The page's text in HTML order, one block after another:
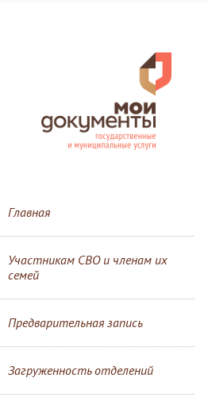
Главная
Участникам СВО и членам их
семей
Предварительная запись
Загруженность отделений